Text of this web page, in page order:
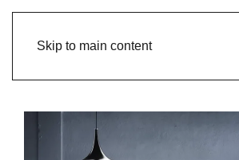
Skip to main content